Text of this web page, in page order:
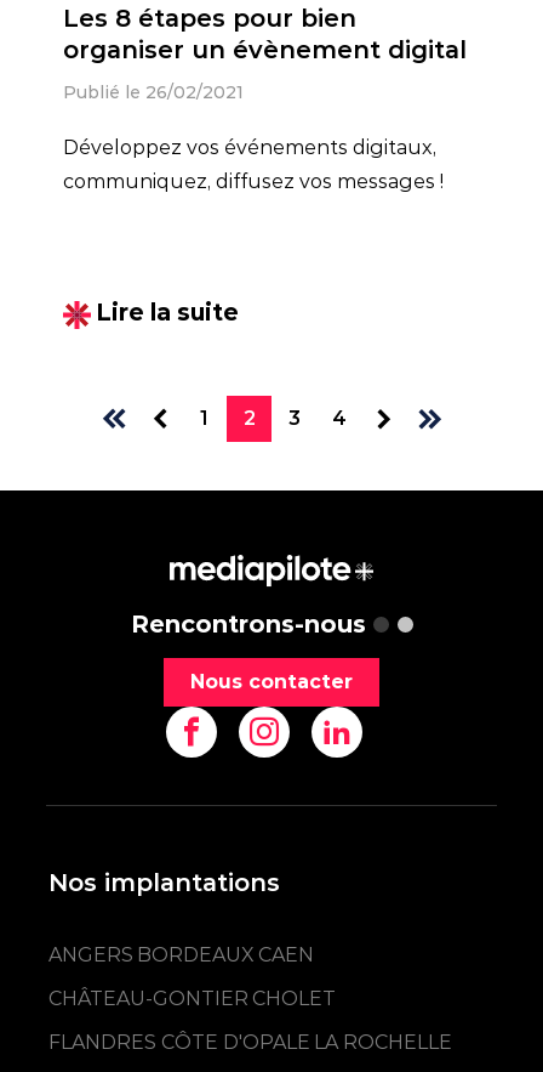
Les 8 étapes pour bien
organiser un évènement digital
Publié le 26/02/2021
Développez vos événements digitaux,
communiquez, diffusez vos messages !
Lire la suite
1 2 3 4
Rencontrons-nous
Nous contacter
Nos implantations
ANGERS BORDEAUX CAEN
CHÂTEAU-GONTIER CHOLET
FLANDRES CÔTE D'OPALE LA ROCHELLE